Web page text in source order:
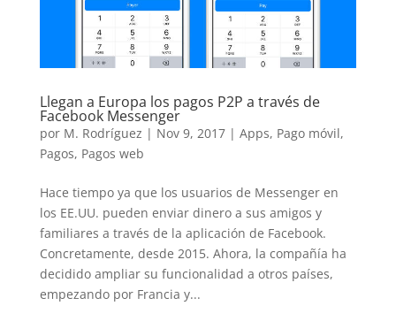
Llegan a Europa los pagos P2P a través de
Facebook Messenger
por M. Rodríguez | Nov 9, 2017| Apps, Pago móvil,
Pagos, Pagos web
Hace tiempo ya que los usuarios de Messenger en
los EE.UU. pueden enviar dinero a sus amigos y
familiares a través de la aplicación de Facebook.
Concretamente, desde 2015. Ahora, la compañía ha
decidido ampliar su funcionalidad a otros países,
empezando por Francia y...